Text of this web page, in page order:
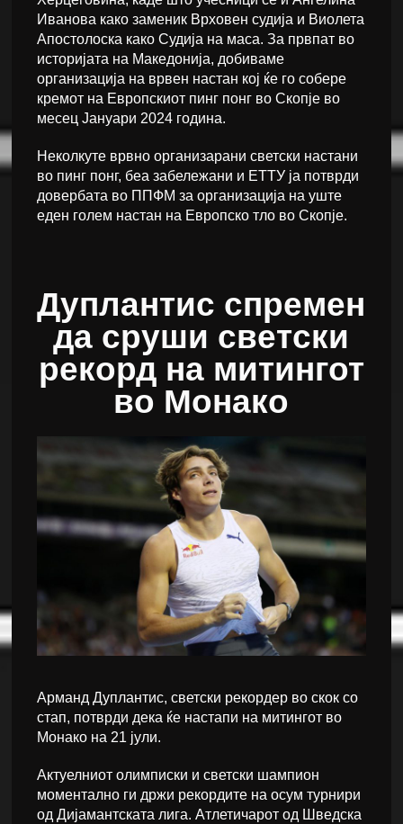
Иванова како заменик Врховен судија и Виолета
Апостолоска како Судија на маса. За првпат во
историјата на Македонија, добиваме
организација на врвен настан кој ќе го собере
кремот на Европскиот пинг понг во Скопје во
месец Јануари 2024 година.
Неколкуте врвно организарани светски настани
во пинг понг, беа забележани и ЕТТУ ја потврди
довербата во ППФМ за организација на уште
еден голем настан на Европско тло во Скопје.
Дуплантис спремен
да сруши светски
рекорд на митингот
во Монако
Арманд Дуплантис, светски рекордер во скок со
стап, потврди дека ќе настапи на митингот во
Монако на 21 јули.
Актуелниот олимписки и светски шампион
моментално ги држи рекордите на осум турнири
од Дијамантската лига. Атлетичарот од Шведска